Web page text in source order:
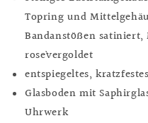
Topring und
Bandanstößen
rose`vergoldet
entspiegeltes,
Glasboden mit
Uhrwerk